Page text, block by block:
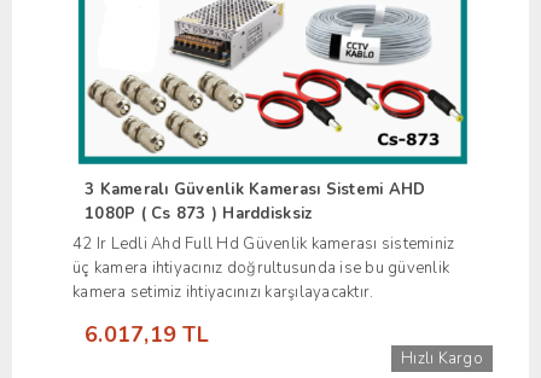
3 Kameralı Güvenlik Kamerası Sistemi AHD
1080P ( Cs 873 ) Harddisksiz
42 Ir Ledli Ahd Full Hd Güvenlik kamerası sisteminiz
üç kamera ihtiyacınız doğrultusunda ise bu güvenlik
kamera setimiz ihtiyacınızı karşılayacaktır.
6.017,19 TL
Hızlı Kargo